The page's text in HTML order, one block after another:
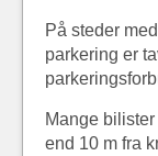
På steder
parkering er
Mange
end 10 m fra